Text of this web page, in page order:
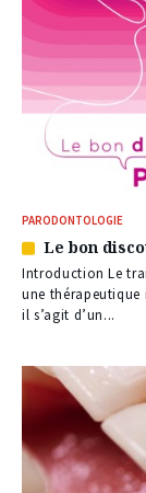
PARODONTOLOGIE
Article
réservé
à
nos
Le bon
Introduction Le
une
il s’agit d’un...